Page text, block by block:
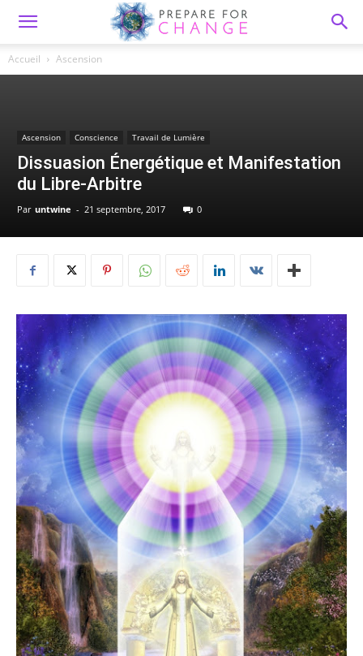
Accueil Ascension
Ascension Conscience Travail de Lumière
Dissuasion Énergétique et Manifestation
du Libre-Arbitre
Par untwine - 21 septembre, 2017 0